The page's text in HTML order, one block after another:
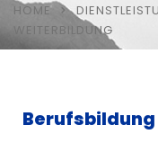
HOME
WEITERBILDUNG